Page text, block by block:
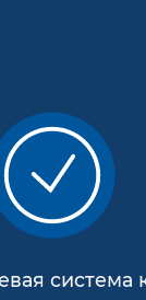
система